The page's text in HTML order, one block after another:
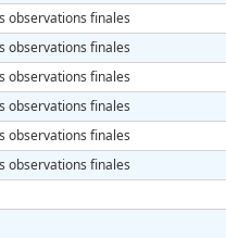
observations finales
observations finales
observations finales
observations finales
observations finales
observations finales